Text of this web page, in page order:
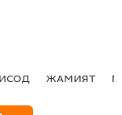
ЖАМИЯТ